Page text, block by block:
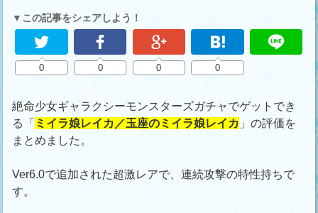
▼この記事をシェアしよう！
0 0 0 0
絶命少女ギャラクシーモンスターズガチャでゲットでき
る「 ミイラ娘レイカ／玉座のミイラ娘レイカ 」の評価を
まとめました。
Ver6.0で追加された超激レアで、連続攻撃の特性持ちで
す。